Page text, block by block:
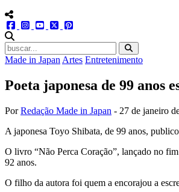
menu redes social
facebookinstagram
youtube
twitter
Made in Japan Artes Entretenimento
Poeta japonesa de 99 anos
PorRedação Made in Japan - 27 de janeiro
A japonesa Toyo Shibata, de 99 anos,
O livro “Não Perca Coração”, lançado no
92 anos.
O filho da autora foi quem a encorajou a